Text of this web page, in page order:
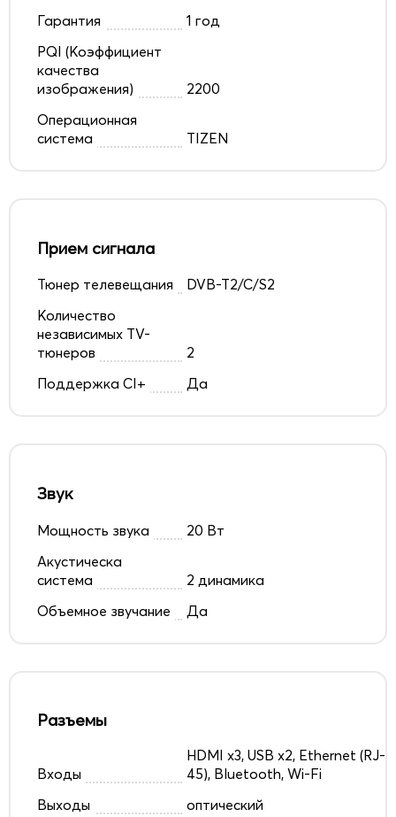
Гарантия
1 год
PQI (Коэффициент
качества
изображения)
2200
Операционная
система
TIZEN
Прием сигнала
Тюнер телевещания
DVB-T2/C/S2
Количество
независимых TV-
тюнеров
2
Поддержка CI+
Да
Звук
Мощность звука
20 Вт
Акустическа
система
2 динамика
Объемное звучание
Да
Разъемы
Входы
HDMI x3, USB x2, Ethernet (RJ-
45), Bluetooth, Wi-Fi
Выходы
оптический